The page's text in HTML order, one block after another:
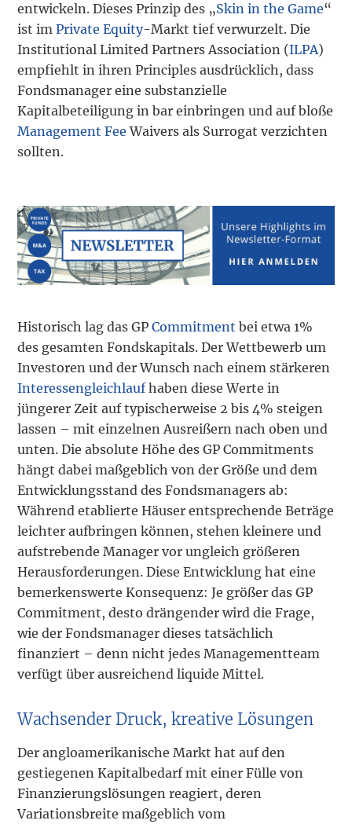
entwickeln. Dieses Prinzip des „Skin in the Game“
ist imPrivate Equity-Markt tief verwurzelt. Die
Institutional Limited Partners Association (ILPA)
empfiehlt in ihren Principles ausdrücklich, dass
Fondsmanager eine substanzielle
Kapitalbeteiligung in bar einbringen und auf bloße
Management Fee Waivers als Surrogat verzichten
sollten.
Historisch lag das GPCommitment bei etwa 1%
des gesamten Fondskapitals. Der Wettbewerb um
Investoren und der Wunsch nach einem stärkeren
Interessengleichlaufhaben diese Werte in
jüngerer Zeit auf typischerweise 2 bis 4% steigen
lassen – mit einzelnen Ausreißern nach oben und
unten. Die absolute Höhe des GP Commitments
hängt dabei maßgeblich von der Größe und dem
Entwicklungsstand des Fondsmanagers ab:
Während etablierte Häuser entsprechende Beträge
leichter aufbringen können, stehen kleinere und
aufstrebende Manager vor ungleich größeren
Herausforderungen. Diese Entwicklung hat eine
bemerkenswerte Konsequenz: Je größer das GP
Commitment, desto drängender wird die Frage,
wie der Fondsmanager dieses tatsächlich
finanziert – denn nicht jedes Managementteam
verfügt über ausreichend liquide Mittel.
Wachsender Druck, kreative Lösungen
Der angloamerikanische Markt hat auf den
gestiegenen Kapitalbedarf mit einer Fülle von
Finanzierungslösungen reagiert, deren
Variationsbreite maßgeblich vom